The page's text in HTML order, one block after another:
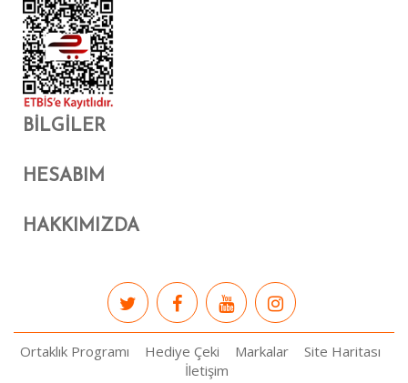
BILGILER
HESABIM
HAKKIMIZDA
Ortaklık Programı Hediye Çeki Markalar
Site Haritası
İletişim